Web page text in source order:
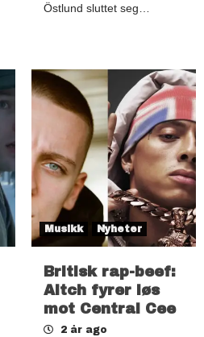
Östlund sluttet seg…
Musikk Nyheter
Britisk rap-beef:
Aitch fyrer løs
mot Central Cee
2 år ago